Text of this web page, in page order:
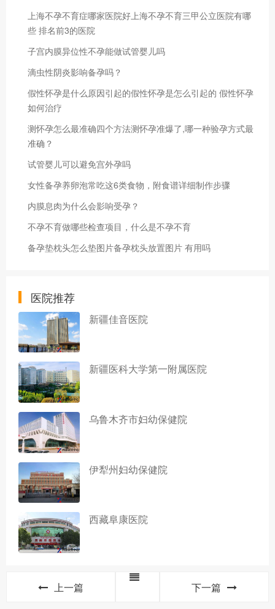
上海不孕不育症哪家医院好上海不孕不育三甲公立医院有哪
些 排名前3的医院
子宫内膜异位性不孕能做试管婴儿吗
滴虫性阴炎影响备孕吗？
假性怀孕是什么原因引起的假性怀孕是怎么引起的 假性怀孕
如何治疗
测怀孕怎么最准确四个方法测怀孕准爆了,哪一种验孕方式最
准确？
试管婴儿可以避免宫外孕吗
女性备孕养卵泡常吃这6类食物，附食谱详细制作步骤
内膜息肉为什么会影响受孕？
不孕不育做哪些检查项目，什么是不孕不育
备孕垫枕头怎么垫图片备孕枕头放置图片 有用吗
医院推荐
新疆佳音医院
新疆医科大学第一附属医院
乌鲁木齐市妇幼保健院
伊犁州妇幼保健院
西藏阜康医院
上一篇 下一篇